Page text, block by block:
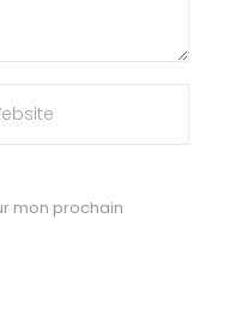
mon prochain